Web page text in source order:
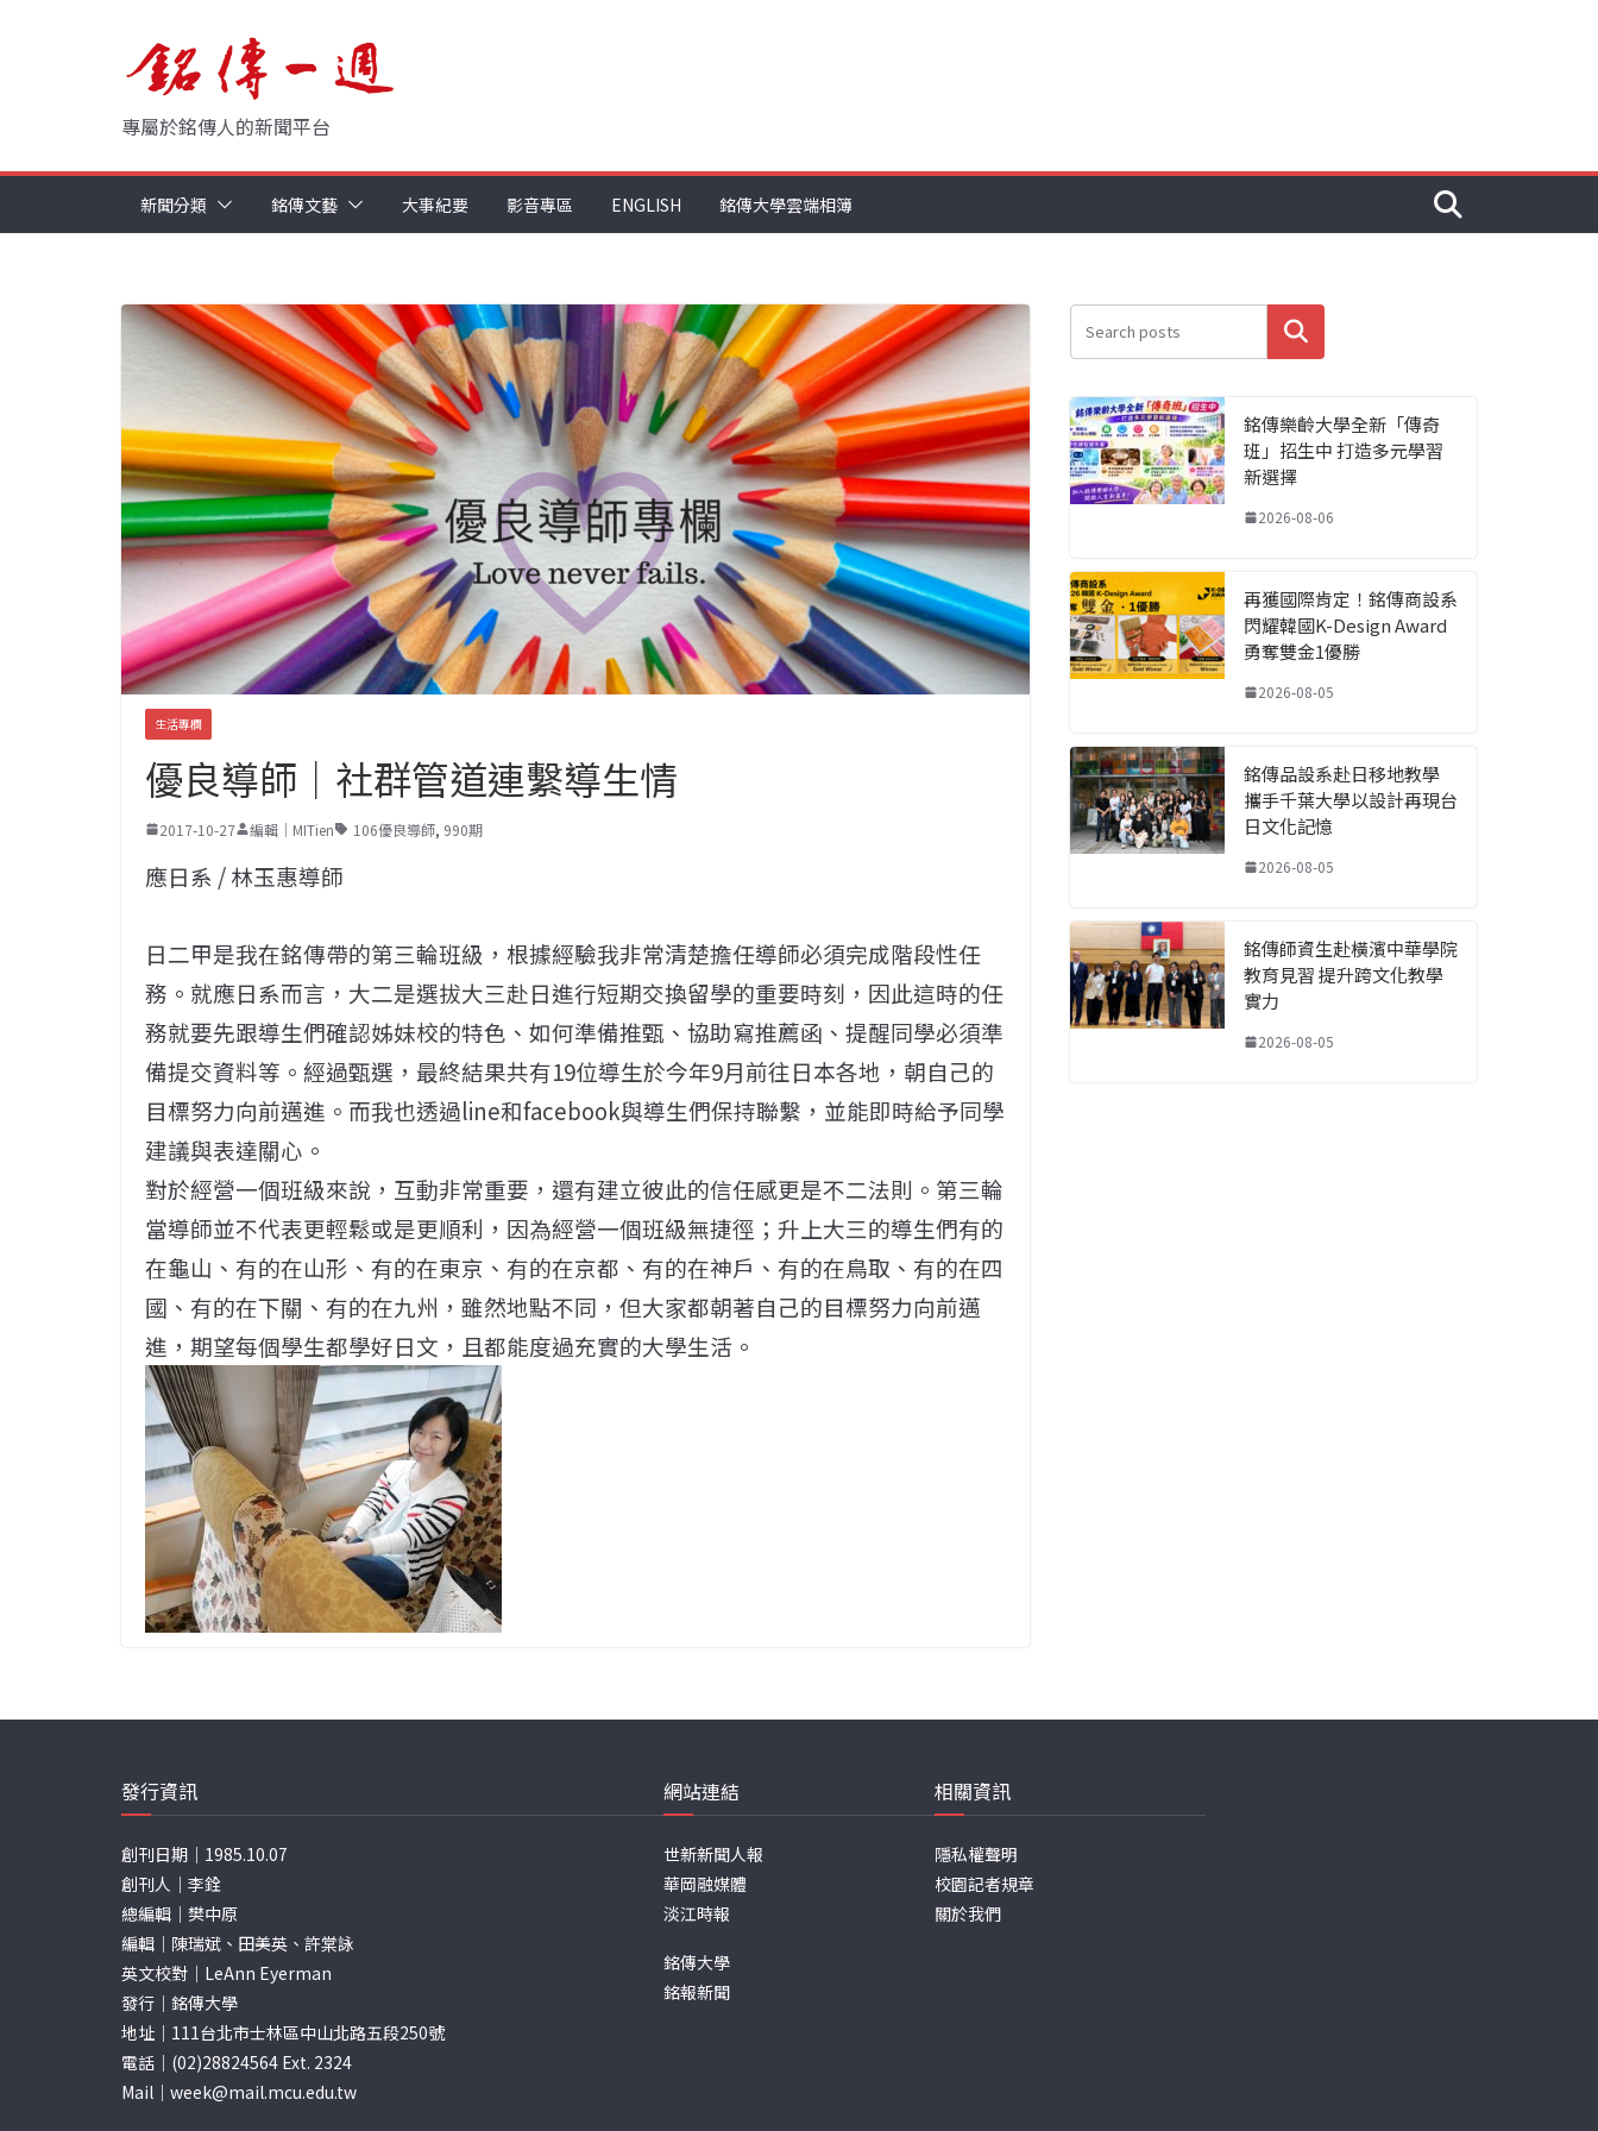
專屬於銘傳人的新聞平台
新聞分類 銘傳文藝 大事紀要 影音專區 ENGLISH 銘傳大學雲端相簿
生活專欄
優良導師｜社群管道連繫導生情
2017-10-27 編輯｜MITien 106優良導師, 990期
應日系 / 林玉惠導師
日二甲是我在銘傳帶的第三輪班級，根據經驗我非常清楚擔任導師必須完成階段性任
務。就應日系而言，大二是選拔大三赴日進行短期交換留學的重要時刻，因此這時的任
務就要先跟導生們確認姊妹校的特色、如何準備推甄、協助寫推薦函、提醒同學必須準
備提交資料等。經過甄選，最終結果共有19位導生於今年9月前往日本各地，朝自己的
目標努力向前邁進。而我也透過line和facebook與導生們保持聯繫，並能即時給予同學
建議與表達關心。
對於經營一個班級來說，互動非常重要，還有建立彼此的信任感更是不二法則。第三輪
當導師並不代表更輕鬆或是更順利，因為經營一個班級無捷徑；升上大三的導生們有的
在龜山、有的在山形、有的在東京、有的在京都、有的在神戶、有的在鳥取、有的在四
國、有的在下關、有的在九州，雖然地點不同，但大家都朝著自己的目標努力向前邁
進，期望每個學生都學好日文，且都能度過充實的大學生活。
搜尋
銘傳樂齡大學全新「傳奇
班」招生中 打造多元學習
新選擇
2026-08-06
再獲國際肯定！銘傳商設系
閃耀韓國K-Design Award
勇奪雙金1優勝
2026-08-05
銘傳品設系赴日移地教學
攜手千葉大學以設計再現台
日文化記憶
2026-08-05
銘傳師資生赴橫濱中華學院
教育見習 提升跨文化教學
實力
2026-08-05
發行資訊
創刊日期｜1985.10.07
創刊人｜李銓
總編輯｜樊中原
編輯｜陳瑞斌、田美英、許棠詠
英文校對｜LeAnn Eyerman
發行｜銘傳大學
地址｜111台北市士林區中山北路五段250號
電話｜(02)28824564 Ext. 2324
Mail｜ week@mail.mcu.edu.tw
網站連結
世新新聞人報
華岡融媒體
淡江時報
銘傳大學
銘報新聞
相關資訊
隱私權聲明
校園記者規章
關於我們